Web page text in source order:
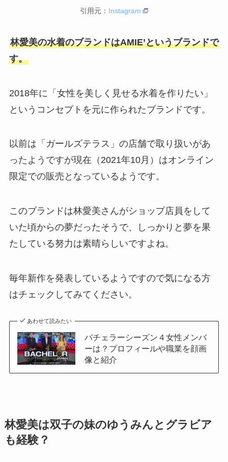
引用元： Instagram
林愛美の水着のブランドはAMIE’というブランドで
す。
2018年に「女性を美しく見せる水着を作りたい」
というコンセプトを元に作られたブランドです。
以前は「ガールズテラス」の店舗で取り扱いがあ
ったようですが現在（2021年10月）はオンライン
限定での販売となっているようです。
このブランドは林愛美さんがショップ店員をして
いた頃からの夢だったそうで、しっかりと夢を果
たしている努力は素晴らしいですよね。
毎年新作を発表しているようですので気になる方
はチェックしてみてください。
あわせて読みたい
バチェラーシーズン４女性メンバ
ーは？プロフィールや職業を顔画
像と紹介
林愛美は双子の妹のゆうみんとグラビア
も経験？